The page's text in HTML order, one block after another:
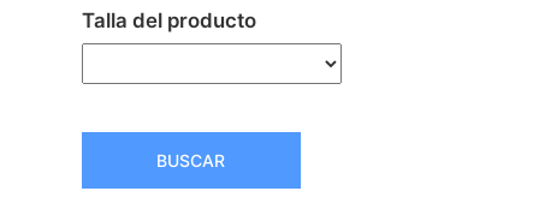
Talla del producto
BUSCAR